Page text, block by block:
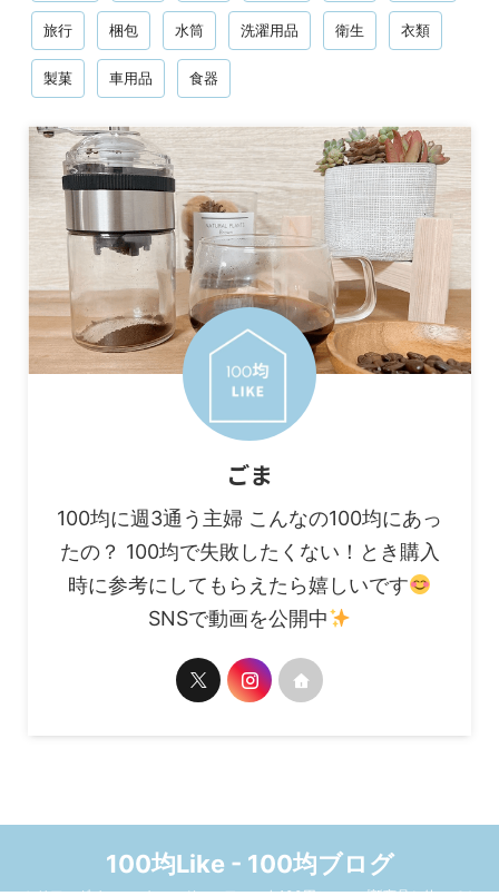
旅行 梱包 水筒 洗濯用品 衛生 衣類
製菓 車用品 食器
ごま
100均に週3通う主婦 こんなの100均にあっ
たの？ 100均で失敗したくない！とき購入
時に参考にしてもらえたら嬉しいです
SNSで動画を公開中
100均Like - 100均ブログ